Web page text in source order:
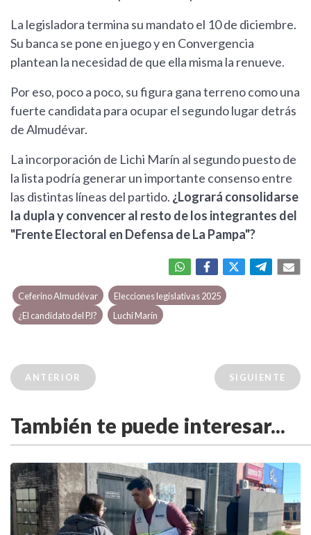
La legisladora termina su mandato el 10 de diciembre.
Su banca se pone en juego y en Convergencia
plantean la necesidad de que ella misma la renueve.
Por eso, poco a poco, su figura gana terreno como una
fuerte candidata para ocupar el segundo lugar detrás
de Almudévar.
La incorporación de Lichi Marín al segundo puesto de
la lista podría generar un importante consenso entre
las distintas líneas del partido. ¿Logrará consolidarse
la dupla y convencer al resto de los integrantes del
"Frente Electoral en Defensa de La Pampa"?
Ceferino Almudévar
Elecciones legislativas 2025
¿El candidato del PJ?
Luchi Marín
ANTERIOR SIGUIENTE
También te puede interesar...